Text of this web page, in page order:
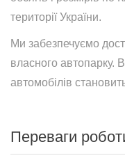
території України.
Ми забезпечуємо
власного автопарку.
автомобілів
Переваги